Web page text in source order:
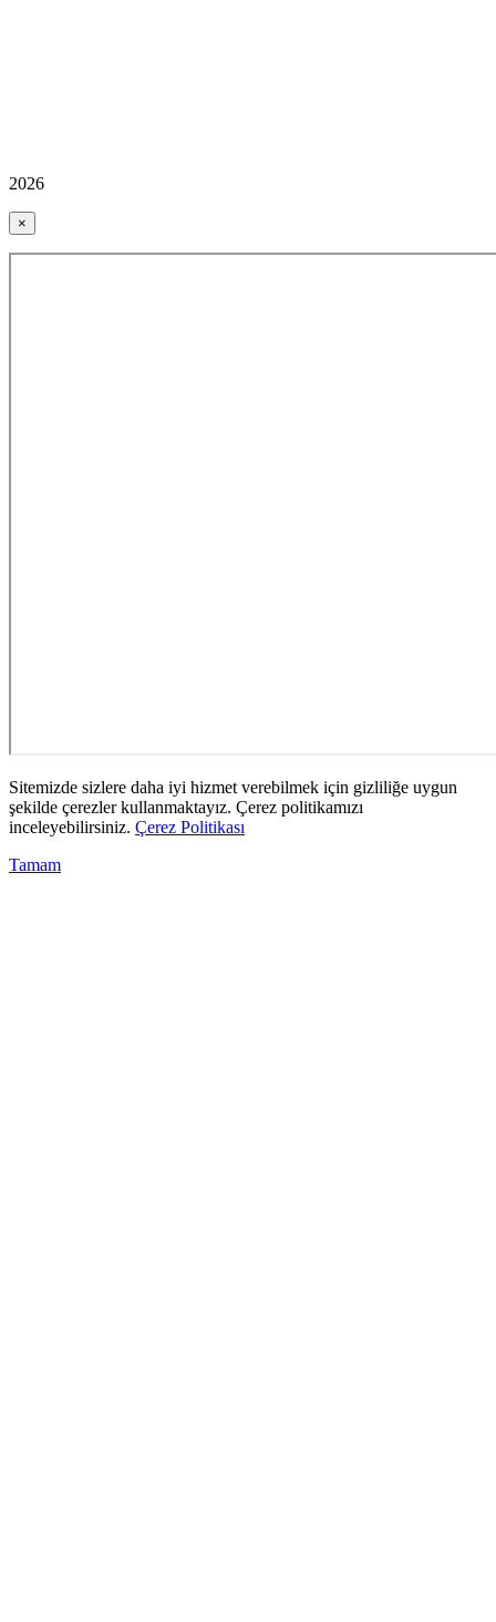
2026
×
Sitemizde sizlere daha iyi hizmet verebilmek için gizliliğe uygun
şekilde çerezler kullanmaktayız. Çerez politikamızı
inceleyebilirsiniz. Çerez Politikası
Tamam